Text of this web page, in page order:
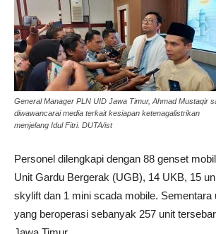
General Manager PLN UID Jawa Timur, Ahmad Mustaqir
diwawancarai media terkait kesiapan ketenagalistrikan
menjelang Idul Fitri. DUTA/ist
Personel dilengkapi dengan 88 genset
Unit Gardu Bergerak (UGB), 14 UKB, 15
skylift dan 1 mini scada mobile. Sementara
yang beroperasi sebanyak 257 unit